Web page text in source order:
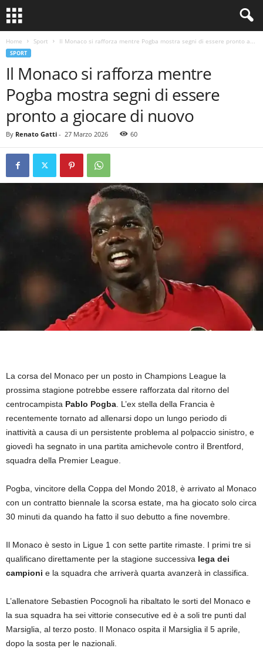
Home Sport Il Monaco si rafforza mentre Pogba mostra segni di essere pronto a...
SPORT
Il Monaco si rafforza mentre
Pogba mostra segni di essere
pronto a giocare di nuovo
By Renato Gatti - 27 Marzo 2026 60
La corsa del Monaco per un posto in Champions League la
prossima stagione potrebbe essere rafforzata dal ritorno del
centrocampista Pablo Pogba . L’ex stella della Francia è
recentemente tornato ad allenarsi dopo un lungo periodo di
inattività a causa di un persistente problema al polpaccio sinistro, e
giovedì ha segnato in una partita amichevole contro il Brentford,
squadra della Premier League.
Pogba, vincitore della Coppa del Mondo 2018, è arrivato al Monaco
con un contratto biennale la scorsa estate, ma ha giocato solo circa
30 minuti da quando ha fatto il suo debutto a fine novembre.
Il Monaco è sesto in Ligue 1 con sette partite rimaste. I primi tre si
qualificano direttamente per la stagione successiva lega dei
campioni e la squadra che arriverà quarta avanzerà in classifica.
L’allenatore Sebastien Pocognoli ha ribaltato le sorti del Monaco e
la sua squadra ha sei vittorie consecutive ed è a soli tre punti dal
Marsiglia, al terzo posto. Il Monaco ospita il Marsiglia il 5 aprile,
dopo la sosta per le nazionali.